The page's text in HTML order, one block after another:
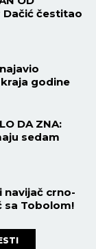
Dačić čestitao
godine
DA ZNA:
sedam
navijač crno-
sa Tobolom!